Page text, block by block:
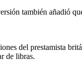
también añadió
del prestamista
de libras.